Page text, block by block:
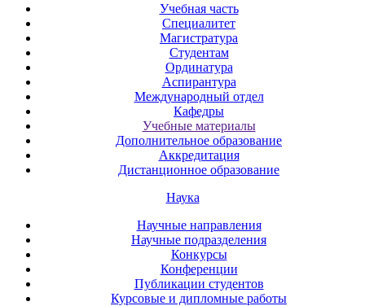
Учебная часть
Специалитет
Магистратура
Студентам
Ординатура
Аспирантура
Международный отдел
Кафедры
Учебные материалы
Дополнительное образование
Аккредитация
Дистанционное образование
Наука
Научные направления
Научные подразделения
Конкурсы
Конференции
Публикации студентов
Курсовые и дипломные работы